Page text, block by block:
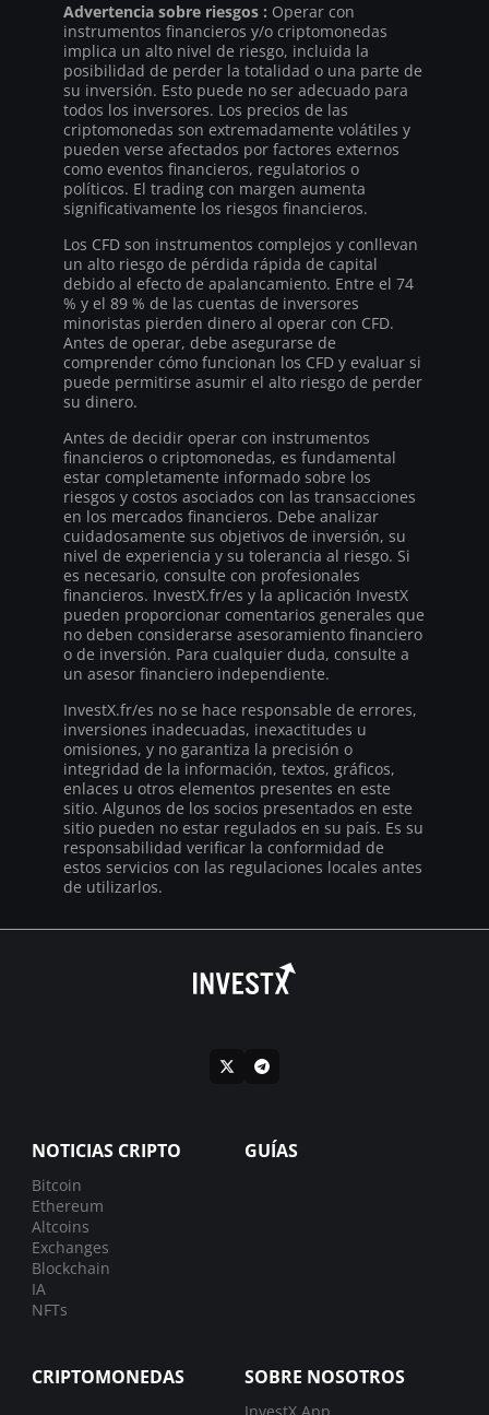
Advertencia sobre riesgos : Operar con
instrumentos financieros y/o criptomonedas
implica un alto nivel de riesgo, incluida la
posibilidad de perder la totalidad o una parte de
su inversión. Esto puede no ser adecuado para
todos los inversores. Los precios de las
criptomonedas son extremadamente volátiles y
pueden verse afectados por factores externos
como eventos financieros, regulatorios o
políticos. El trading con margen aumenta
significativamente los riesgos financieros.
Los CFD son instrumentos complejos y conllevan
un alto riesgo de pérdida rápida de capital
debido al efecto de apalancamiento. Entre el 74
% y el 89 % de las cuentas de inversores
minoristas pierden dinero al operar con CFD.
Antes de operar, debe asegurarse de
comprender cómo funcionan los CFD y evaluar si
puede permitirse asumir el alto riesgo de perder
su dinero.
Antes de decidir operar con instrumentos
financieros o criptomonedas, es fundamental
estar completamente informado sobre los
riesgos y costos asociados con las transacciones
en los mercados financieros. Debe analizar
cuidadosamente sus objetivos de inversión, su
nivel de experiencia y su tolerancia al riesgo. Si
es necesario, consulte con profesionales
financieros. InvestX.fr/es y la aplicación InvestX
pueden proporcionar comentarios generales que
no deben considerarse asesoramiento financiero
o de inversión. Para cualquier duda, consulte a
un asesor financiero independiente.
InvestX.fr/es no se hace responsable de errores,
inversiones inadecuadas, inexactitudes u
omisiones, y no garantiza la precisión o
integridad de la información, textos, gráficos,
enlaces u otros elementos presentes en este
sitio. Algunos de los socios presentados en este
sitio pueden no estar regulados en su país. Es su
responsabilidad verificar la conformidad de
estos servicios con las regulaciones locales antes
de utilizarlos.
NOTICIAS CRIPTO
Bitcoin
Ethereum
Altcoins
Exchanges
Blockchain
IA
NFTs
GUÍAS
CRIPTOMONEDAS SOBRE NOSOTROS